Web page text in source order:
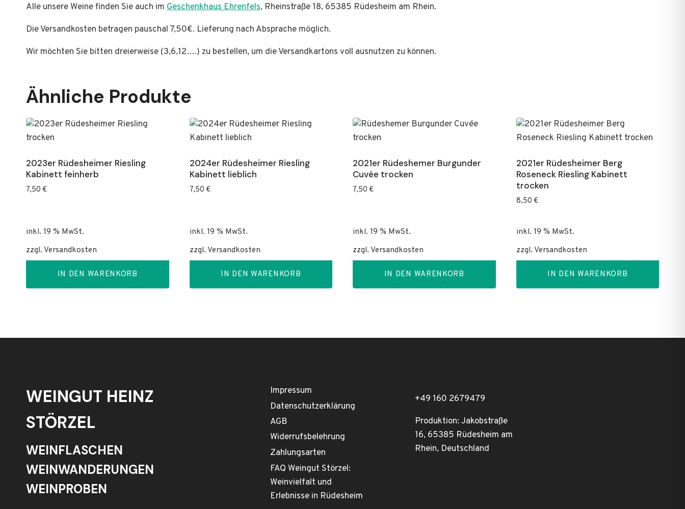
Alle unsere Weine finden Sie auch im Geschenkhaus Ehrenfels, Rheinstraße 18, 65385 Rüdesheim am Rhein.
Die Versandkosten betragen pauschal 7,50€. Lieferung nach Absprache möglich.
Wir möchten Sie bitten dreierweise (3,6,12….) zu bestellen, um die Versandkartons voll ausnutzen zu können.
Ähnliche Produkte
2023er Rüdesheimer Riesling
Kabinett feinherb
7,50 €
inkl. 19 % MwSt.
zzgl. Versandkosten
IN DEN WARENKORB
2024er Rüdesheimer Riesling
Kabinett lieblich
7,50 €
inkl. 19 % MwSt.
zzgl. Versandkosten
IN DEN WARENKORB
2021er Rüdeshemer Burgunder
Cuvée trocken
7,50 €
inkl. 19 % MwSt.
zzgl. Versandkosten
IN DEN WARENKORB
2021er Rüdesheimer Berg
Roseneck Riesling Kabinett
trocken
8,50 €
inkl. 19 % MwSt.
zzgl. Versandkosten
IN DEN WARENKORB
WEINGUT HEINZ
STÖRZEL
WEINFLASCHEN
WEINWANDERUNGEN
WEINPROBEN
Impressum
Datenschutzerklärung
AGB
Widerrufsbelehrung
Zahlungsarten
FAQ Weingut Störzel:
Weinvielfalt und
Erlebnisse in Rüdesheim
+49 160 2679479
Produktion: Jakobstraße
16, 65385 Rüdesheim am
Rhein, Deutschland